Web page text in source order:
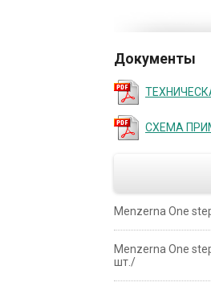
Документы
СХЕМА
Menzerna One
Menzerna One
шт./